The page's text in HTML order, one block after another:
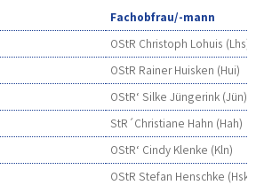
Fachobfrau/-mann
OStR Christoph Lohuis (Lhs)
OStR Rainer Huisken (Hui)
OStR‘ Silke Jüngerink (Jün)
StR´Christiane Hahn (Hah)
OStR‘ Cindy Klenke (Kln)
OStR Stefan Henschke (Hsk)